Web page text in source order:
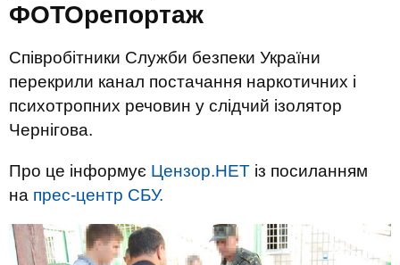
ФОТОрепортаж
Співробітники Служби безпеки України
перекрили канал постачання наркотичних і
психотропних речовин у слідчий ізолятор
Чернігова.
Про це інформує Цензор.НЕТ із посиланням
на прес-центр СБУ.